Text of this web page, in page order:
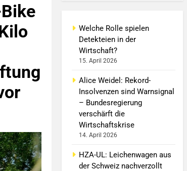
Welche Rolle spielen
Detekteien in der
Wirtschaft?
15. April 2026
Alice Weidel: Rekord-
Insolvenzen sind Warnsignal
– Bundesregierung
verschärft die
Wirtschaftskrise
14. April 2026
HZA-UL: Leichenwagen aus
der Schweiz nachverzollt